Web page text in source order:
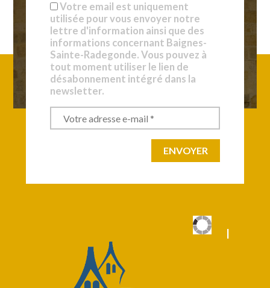
Votre email est uniquement
utilisée pour vous envoyer notre
lettre d'information ainsi que des
informations concernant Baignes-
Sainte-Radegonde. Vous pouvez à
tout moment utiliser le lien de
désabonnement intégré dans la
newsletter.
|